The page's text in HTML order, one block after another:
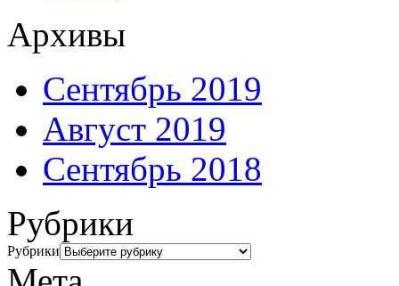
Архивы
Сентябрь 2019
Август 2019
Сентябрь 2018
Рубрики
Рубрики